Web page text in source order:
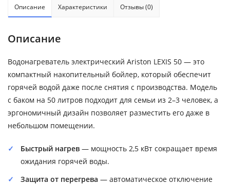
Описание Характеристики Отзывы (0)
Описание
Водонагреватель электрический Ariston LEXIS 50 — это
компактный накопительный бойлер, который обеспечит
горячей водой даже после снятия с производства. Модель
с баком на 50 литров подходит для семьи из 2–3 человек, а
эргономичный дизайн позволяет разместить его даже в
небольшом помещении.
Быстрый нагрев — мощность 2,5 кВт сокращает время
ожидания горячей воды.
Защита от перегрева — автоматическое отключение